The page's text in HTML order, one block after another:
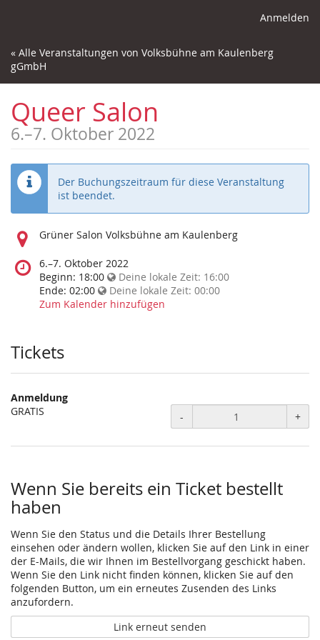
Anmelden
« Alle Veranstaltungen von Volksbühne am Kaulenberg
gGmbH
Queer Salon
6.–7. Oktober 2022
Der Buchungszeitraum für diese Veranstaltung
ist beendet.
Wo
diese
Veranstaltung
statt?
Grüner Salon Volksbühne am Kaulenberg
Wann
findet
diese
Veranstaltung
6.–7. Oktober 2022
Beginn: 18:00 Deine lokale Zeit: 16:00
Ende: 02:00 Deine lokale Zeit: 00:00
Zum Kalender hinzufügen
Tickets
Anmeldung
GRATIS
- +
Wenn Sie bereits ein Ticket bestellt
haben
Wenn Sie den Status und die Details Ihrer Bestellung
einsehen oder ändern wollen, klicken Sie auf den Link in einer
der E-Mails, die wir Ihnen im Bestellvorgang geschickt haben.
Wenn Sie den Link nicht finden können, klicken Sie auf den
folgenden Button, um ein erneutes Zusenden des Links
anzufordern.
Link erneut senden